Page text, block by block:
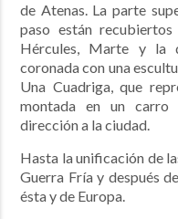
de Atenas. La parte
paso están
Hércules, Marte y la
coronada con una
Una Cuadriga, que
montada en un
dirección a la ciudad.
Hasta la unificación de
Guerra Fría y después
ésta y de Europa.